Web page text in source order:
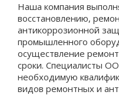
Наша компания
восстановлению,
антикоррозионной
промышленного
осуществление
сроки. Специалисты
необходимую
видов ремонтных и